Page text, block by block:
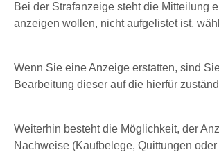
Bei der Strafanzeige steht die Mitteilung
anzeigen wollen, nicht aufgelistet ist,
Wenn Sie eine Anzeige erstatten, sind
Bearbeitung dieser auf die hierfür
Weiterhin besteht die Möglichkeit, der
Nachweise (Kaufbelege, Quittungen